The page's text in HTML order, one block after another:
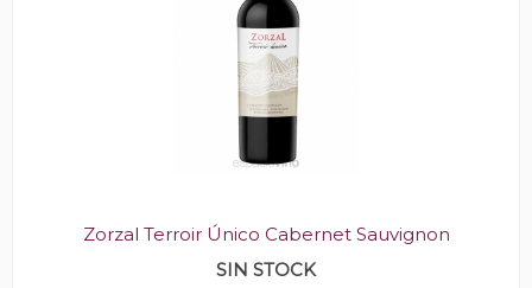
Zorzal Terroir Único Cabernet Sauvignon
SIN STOCK